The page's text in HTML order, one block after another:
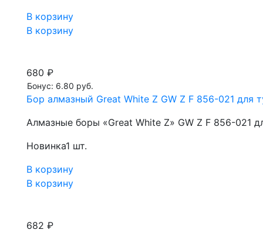
В корзину
В корзину
680 ₽
Бонус: 6.80 руб.
Бор алмазный Great White Z GW Z F 856-021 для
Алмазные боры «Great White Z» GW Z F 856-021
Новинка1 шт.
В корзину
В корзину
682 ₽